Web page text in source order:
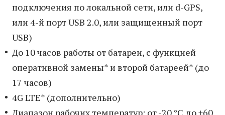
подключения по локальной сети, или d-GPS,
или 4-й порт USB 2.0, или защищенный порт
USB)
До 10 часов работы от батареи, с функцией
оперативной замены* и второй батареей* (до
17 часов)
4G LTE* (дополнительно)
Диапазон рабочих температур: от -20 °C до +60